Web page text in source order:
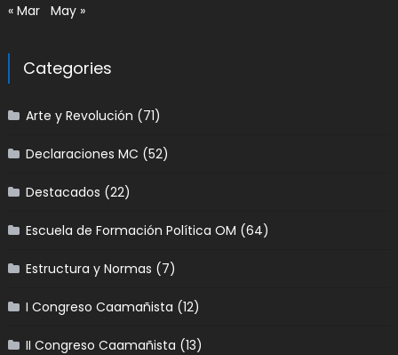
« Mar May »
Categories
Arte y Revolución (71)
Declaraciones MC (52)
Destacados (22)
Escuela de Formación Política OM (64)
Estructura y Normas (7)
I Congreso Caamañista (12)
II Congreso Caamañista (13)